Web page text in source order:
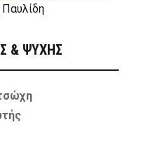
Παυλίδη
& ΨΥΧΗΣ